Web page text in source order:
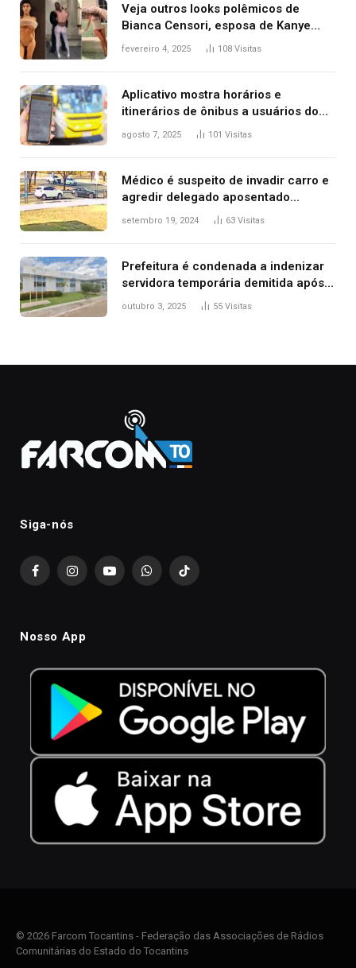
Veja outros looks polêmicos de
Bianca Censori, esposa de Kanye
West que apareceu nua no Grammy
fevereiro 4, 2025 108 Visitas
Aplicativo mostra horários e
itinerários de ônibus a usuários do
transporte público de Palmas; confira
agosto 7, 2025 101 Visitas
Médico é suspeito de invadir carro e
agredir delegado aposentado
durante confusão no trânsito
setembro 19, 2024 63 Visitas
Prefeitura é condenada a indenizar
servidora temporária demitida após
nascimento da filha
outubro 3, 2025 55 Visitas
Siga-nós
FacebookInstagramYouTubeWhatsAppTikTok
Nosso App
© 2026 Farcom Tocantins - Federação das Associações de Rádios
Comunitárias do Estado do Tocantins